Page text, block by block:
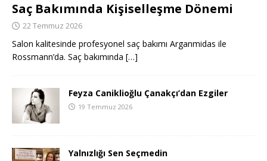
Saç Bakımında Kişiselleşme Dönemi
22 Temmuz 2026
Salon kalitesinde profesyonel saç bakımı Arganmidas ile
Rossmann’da. Saç bakımında […]
Feyza Caniklioğlu Çanakçı’dan Ezgiler
19 Temmuz 2026
Yalnızlığı Sen Seçmedin